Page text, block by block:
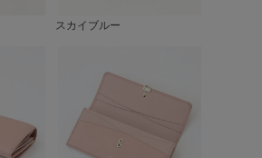
スカイブルー